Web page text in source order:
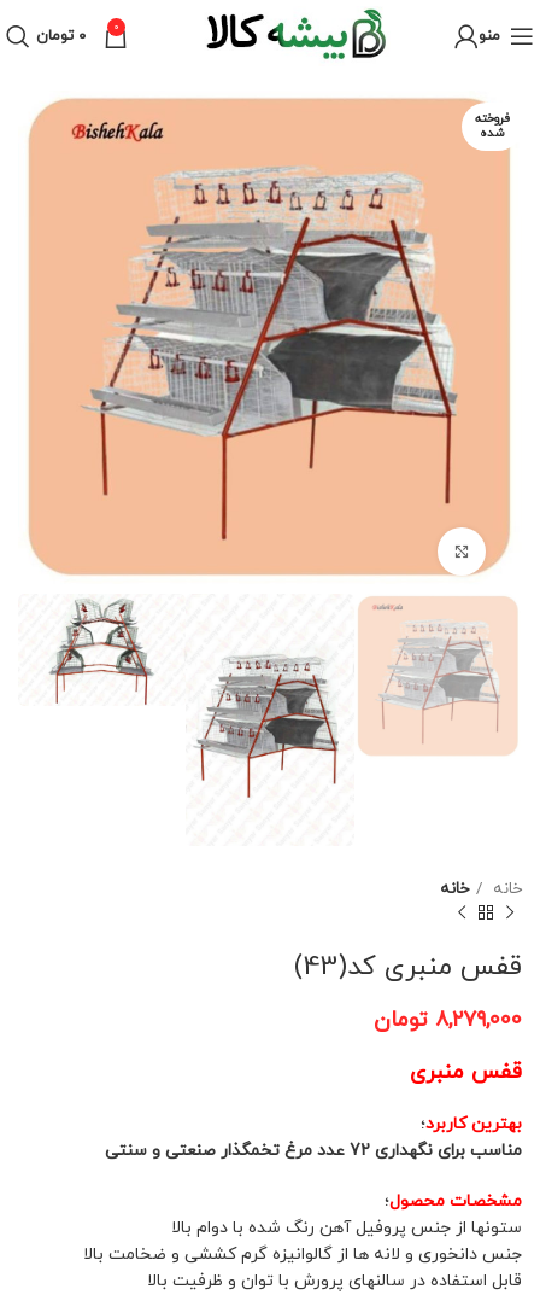
منو 0 ۰ تومان
فروخته
شده
خانه خانه
قفس منبری کد(43)
۸,۲۷۹,۰۰۰ تومان
قفس منبری
بهترین کاربرد؛
مناسب برای نگهداری 72 عدد مرغ تخمگذار صنعتی و سنتی
مشخصات محصول؛
ستونها از جنس پروفیل آهن رنگ شده با دوام بالا
جنس دانخوری و لانه ها از گالوانیزه گرم کششی و ضخامت بالا
قابل استفاده در سالنهای پرورش با توان و ظرفیت بالا